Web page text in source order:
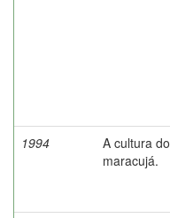
1994
A cultura do
maracujá.